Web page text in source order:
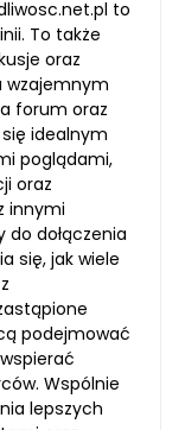
to
To także
oraz
wzajemnym
forum oraz
idealnym
poglądami,
oraz
innymi
dołączenia
się, jak wiele
podejmować
Wspólnie
lepszych